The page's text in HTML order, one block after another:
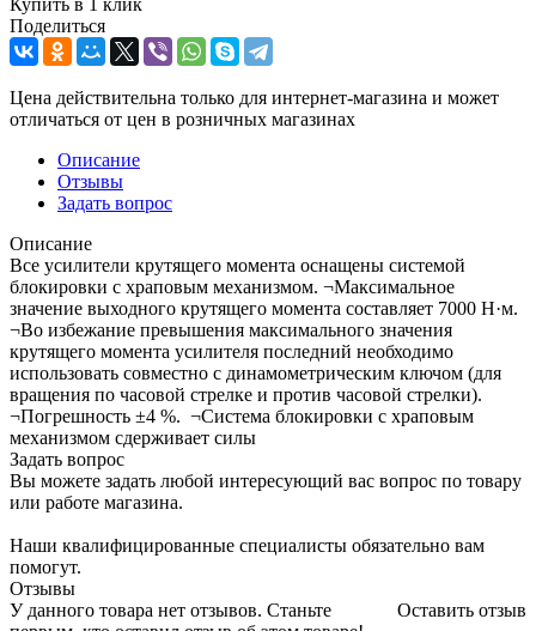
Поделиться
Цена действительна только для интернет-магазина и может
отличаться от цен в розничных магазинах
Описание
Отзывы
Задать вопрос
Описание
Все усилители крутящего момента оснащены системой
блокировки с храповым механизмом. ¬Максимальное
значение выходного крутящего момента составляет 7000 Н·м.
¬Во избежание превышения максимального значения
крутящего момента усилителя последний необходимо
использовать совместно с динамометрическим ключом (для
вращения по часовой стрелке и против часовой стрелки).
¬Погрешность ±4 %. ¬Система блокировки с храповым
механизмом сдерживает силы
Задать вопрос
Вы можете задать любой интересующий вас вопрос по товару
или работе магазина.
Наши квалифицированные специалисты обязательно вам
помогут.
Отзывы
Оставить отзыв
У данного товара нет отзывов. Станьте